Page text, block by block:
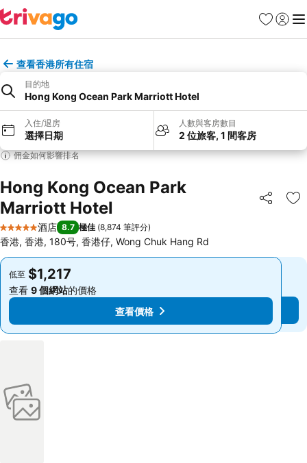
收藏夾
登入 選
查看香港所有住宿
目的地
Hong Kong Ocean Park Marriott Hotel
入住/退房
選擇日期
人數與客房數目
2 位旅客, 1 間客房
佣金如何影響排名
Hong Kong Ocean Park
Marriott Hotel
分享 放
5 星級
酒店 8.7 極佳 (8,874 筆評分)
香港, 香港, 180号, 香港仔, Wong Chuk Hang Rd
低至 $1,217
查看 9 個網站的價格
查看價格
低至 $1,217
查看 9 個網站的價格
查看價格